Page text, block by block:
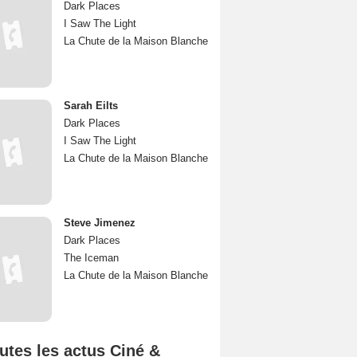
Dark Places
I Saw The Light
La Chute de la Maison Blanche
Sarah Eilts
Dark Places
I Saw The Light
La Chute de la Maison Blanche
Steve Jimenez
Dark Places
The Iceman
La Chute de la Maison Blanche
les actus Ciné &